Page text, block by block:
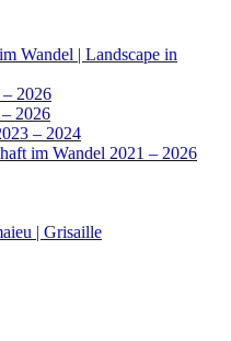
Wandel | Landscape in
2026
2026
– 2024
im Wandel 2021 – 2026
| Grisaille